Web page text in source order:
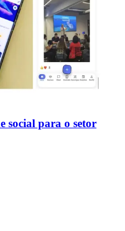
social para o setor